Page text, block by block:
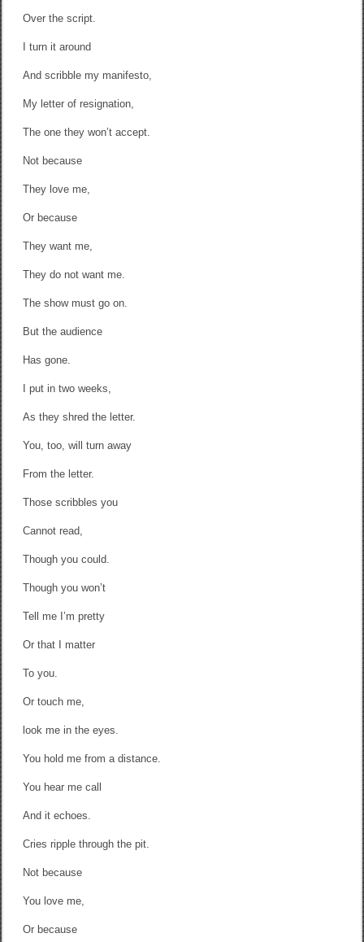
Over the script.
I turn it around
And scribble my manifesto,
My letter of resignation,
The one they won’t accept.
Not because
They love me,
Or because
They want me,
They do not want me.
The show must go on.
But the audience
Has gone.
I put in two weeks,
As they shred the letter.
You, too, will turn away
From the letter.
Those scribbles you
Cannot read,
Though you could.
Though you won’t
Tell me I’m pretty
Or that I matter
To you.
Or touch me,
look me in the eyes.
You hold me from a distance.
You hear me call
And it echoes.
Cries ripple through the pit.
Not because
You love me,
Or because